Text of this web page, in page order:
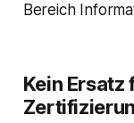
Bereich
Kein